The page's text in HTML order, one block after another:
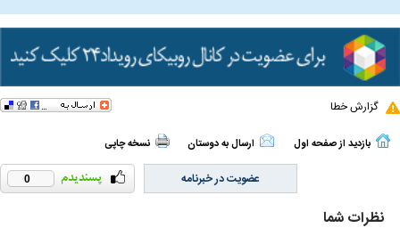
گزارش خطا
بازدید از صفحه اول ارسال به دوستان نسخه چاپی
0 عضویت در خبرنامه
نظرات شما